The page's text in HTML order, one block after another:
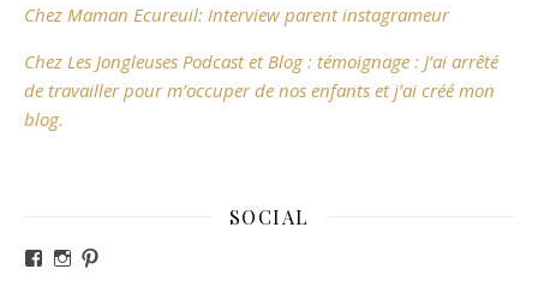
Chez Maman Ecureuil: Interview parent instagrameur
Chez Les Jongleuses Podcast et Blog : témoignage : J’ai arrêté
de travailler pour m’occuper de nos enfants et j’ai créé mon
blog.
SOCIAL
Voir le profil de revesdefripouilles sur Facebook
Voir le profil de claire_revesdefripouilles sur